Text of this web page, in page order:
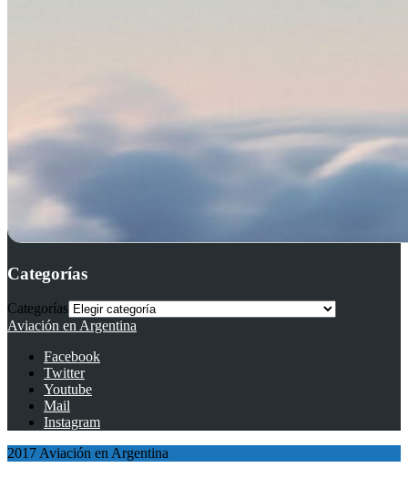
Categorías
Categorías
Aviación en Argentina
Facebook
Twitter
Youtube
Mail
Instagram
2017 Aviación en Argentina